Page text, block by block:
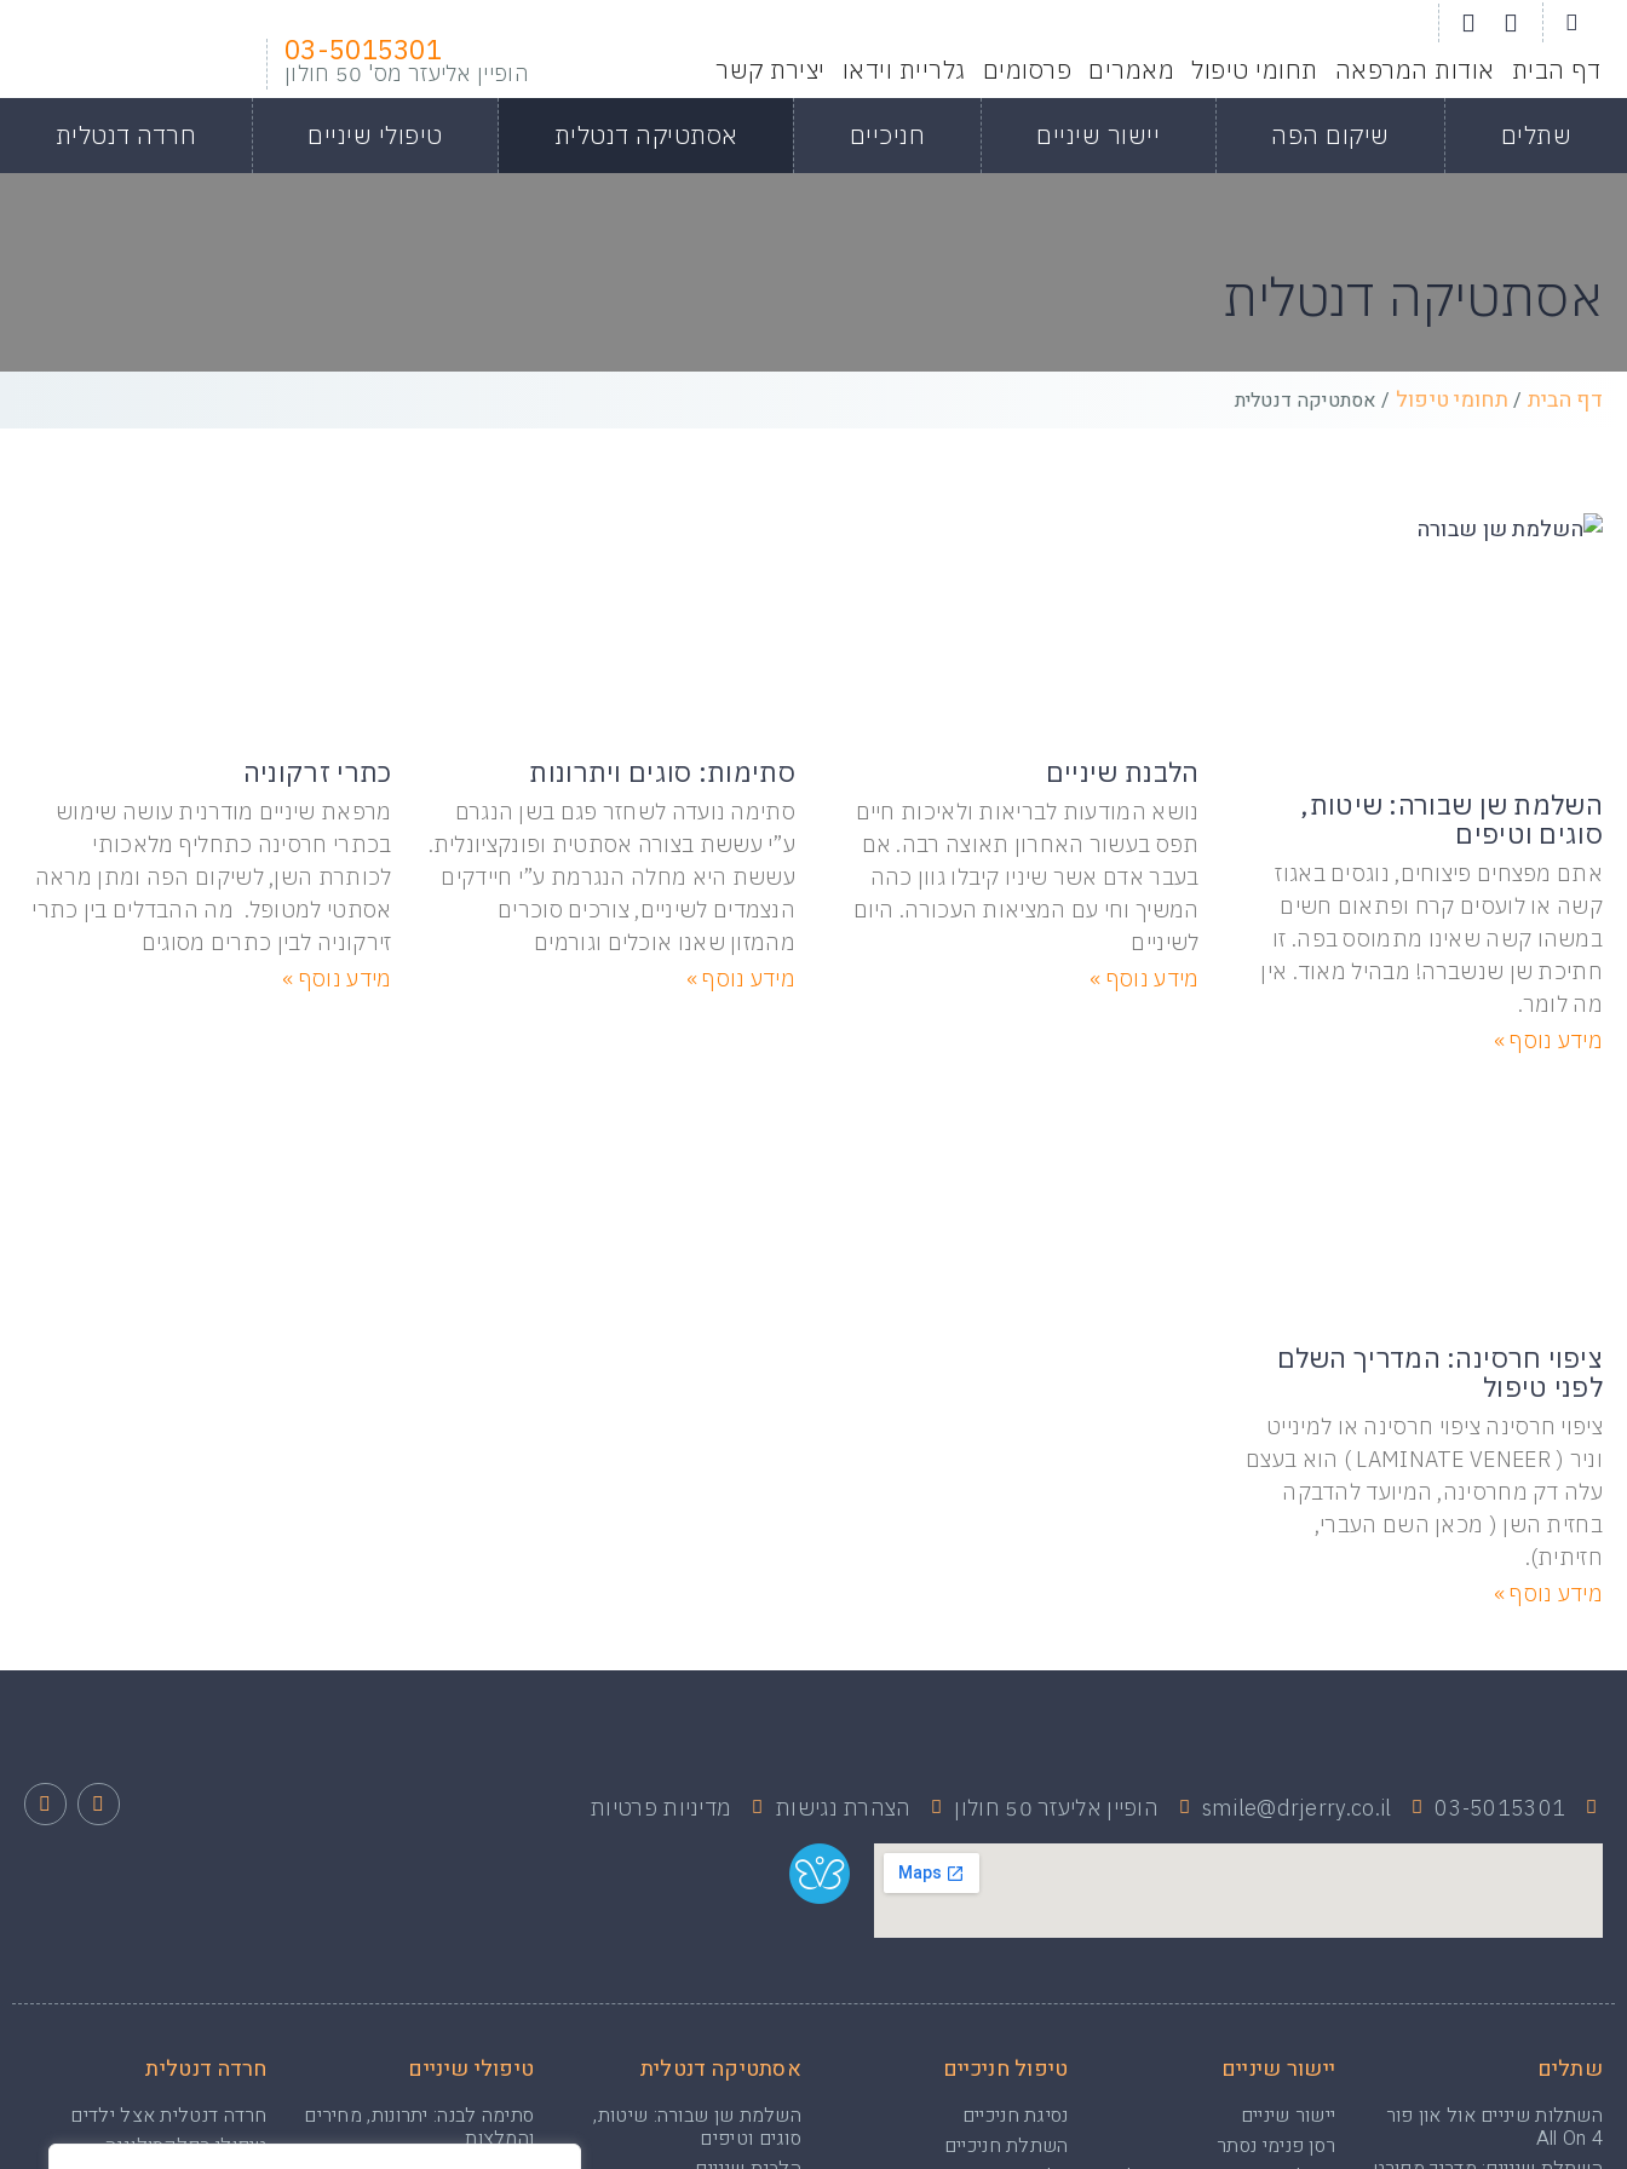
דף הבית אודות המרפאה תחומי טיפול מאמרים פרסומים גלריית וידאו יצירת קשר
03-5015301
הופיין אליעזר מס' 50 חולון
שתלים שיקום הפה יישור שיניים חניכיים אסתטיקה דנטלית טיפולי שיניים חרדה דנטלית
אסתטיקה דנטלית
דף הבית / תחומי טיפול / אסתטיקה דנטלית
השלמת שן שבורה: שיטות,
סוגים וטיפים
אתם מפצחים פיצוחים, נוגסים באגוז
קשה או לועסים קרח ופתאום חשים
במשהו קשה שאינו מתמוסס בפה. זו
חתיכת שן שנשברה! מבהיל מאוד. אין
מה לומר.
מידע נוסף »
הלבנת שיניים
נושא המודעות לבריאות ולאיכות חיים
תפס בעשור האחרון תאוצה רבה. אם
בעבר אדם אשר שיניו קיבלו גוון כהה
המשיך וחי עם המציאות העכורה. היום
לשיניים
מידע נוסף »
סתימות: סוגים ויתרונות
סתימה נועדה לשחזר פגם בשן הנגרם
ע”י עששת בצורה אסתטית ופונקציונלית.
עששת היא מחלה הנגרמת ע”י חיידקים
הנצמדים לשיניים, צורכים סוכרים
מהמזון שאנו אוכלים וגורמים
מידע נוסף »
כתרי זרקוניה
מרפאת שיניים מודרנית עושה שימוש
בכתרי חרסינה כתחליף מלאכותי
לכותרת השן, לשיקום הפה ומתן מראה
אסתטי למטופל. מה ההבדלים בין כתרי
זירקוניה לבין כתרים מסוגים
מידע נוסף »
ציפוי חרסינה: המדריך השלם
לפני טיפול
ציפוי חרסינה ציפוי חרסינה או למינייט
וניר ( LAMINATE VENEER ) הוא בעצם
עלה דק מחרסינה, המיועד להדבקה
בחזית השן ( מכאן השם העברי,
חזיתית).
מידע נוסף »
03-5015301
smile@drjerry.co.il הופיין אליעזר 50 חולון הצהרת נגישות מדיניות פרטיות
שתלים
השתלות שיניים אול און פור
All On 4
יישור שיניים
יישור שיניים
רסן פנימי נסתר
טיפול חניכיים
נסיגת חניכיים
השתלת חניכיים
אסתטיקה דנטלית
השלמת שן שבורה: שיטות,
סוגים וטיפים
טיפולי שיניים
סתימה לבנה: יתרונות, מחירים
והמלצות
חרדה דנטלית
חרדה דנטלית אצל ילדים
טיפולי רפלקסולוגיה